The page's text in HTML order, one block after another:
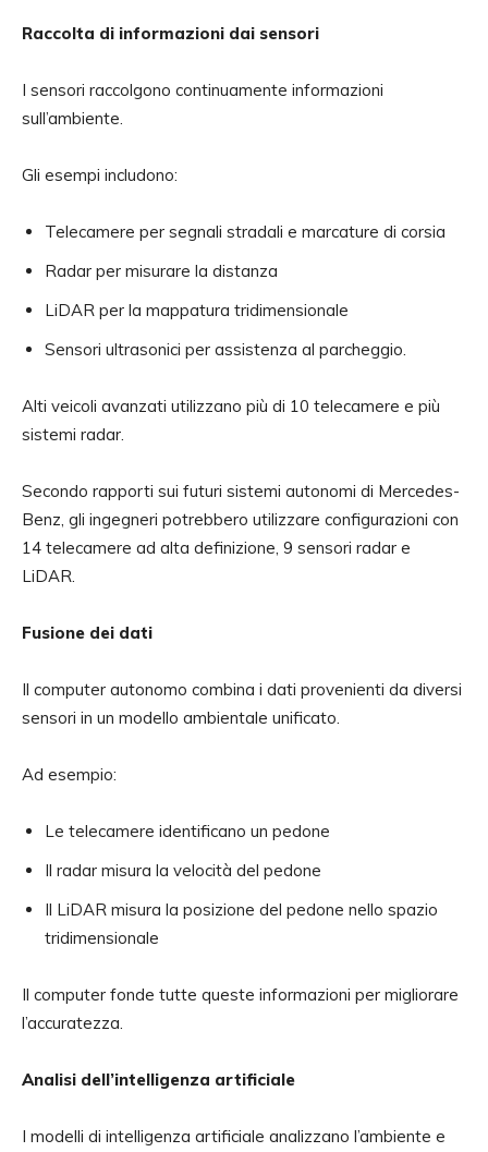
Raccolta di informazioni dai sensori
I sensori raccolgono continuamente informazioni
sull’ambiente.
Gli esempi includono:
Telecamere per segnali stradali e marcature di corsia
Radar per misurare la distanza
LiDAR per la mappatura tridimensionale
Sensori ultrasonici per assistenza al parcheggio.
Alti veicoli avanzati utilizzano più di 10 telecamere e più
sistemi radar.
Secondo rapporti sui futuri sistemi autonomi di Mercedes-
Benz, gli ingegneri potrebbero utilizzare configurazioni con
14 telecamere ad alta definizione, 9 sensori radar e
LiDAR.
Fusione dei dati
Il computer autonomo combina i dati provenienti da diversi
sensori in un modello ambientale unificato.
Ad esempio:
Le telecamere identificano un pedone
Il radar misura la velocità del pedone
Il LiDAR misura la posizione del pedone nello spazio
tridimensionale
Il computer fonde tutte queste informazioni per migliorare
l’accuratezza.
Analisi dell’intelligenza artificiale
I modelli di intelligenza artificiale analizzano l’ambiente e